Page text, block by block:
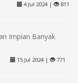
4 Jul 2024 | 811
Impian Banyak
15 Jul 2024 | 771